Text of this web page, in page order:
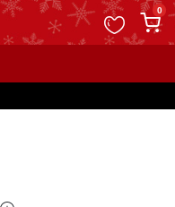
0
ペー
ジト
ップ